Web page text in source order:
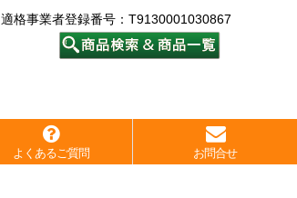
適格事業者登録番号：T9130001030867
よくあるご質問 お問合せ